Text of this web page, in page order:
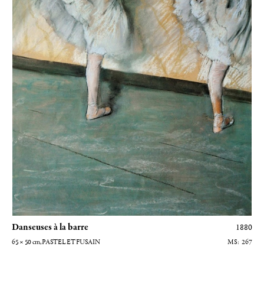
Danseuses à la barre 1880
65 × 50cm , PASTEL ET FUSAIN 267